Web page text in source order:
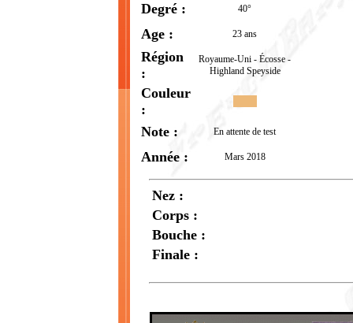
Degré : 40°
Age : 23 ans
Région
:
Royaume-Uni - Écosse -
Highland Speyside
Couleur
:
Note :
En attente de test
Année : Mars 2018
Nez :
Corps :
Bouche :
Finale :